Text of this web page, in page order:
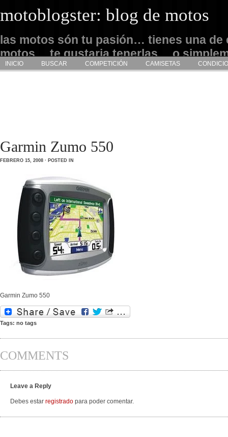
motoblogster: blog de motos
las motos són tu pasión… tienes una de
motos… te gustaria tenerlas… o
admirarlas… este es tu sitio
INICIO BUSCAR COMPETICIÓN CAMISETAS
Garmin Zumo 550
FEBRERO 15, 2008 · POSTED IN
Garmin Zumo 550
Tags: no tags
COMMENTS
Leave a Reply
Debes estar registrado para poder comentar.